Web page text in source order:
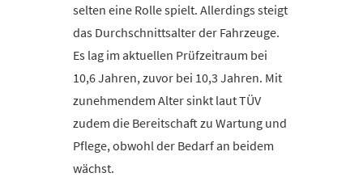
selten eine Rolle spielt. Allerdings steigt
das Durchschnittsalter der Fahrzeuge.
Es lag im aktuellen Prüfzeitraum bei
10,6 Jahren, zuvor bei 10,3 Jahren. Mit
zunehmendem Alter sinkt laut TÜV
zudem die Bereitschaft zu Wartung und
Pflege, obwohl der Bedarf an beidem
wächst.